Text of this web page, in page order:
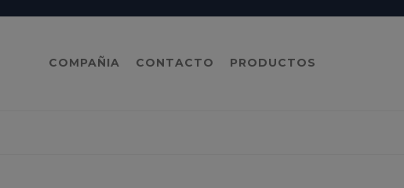
COMPAÑIA CONTACTO PRODUCTOS